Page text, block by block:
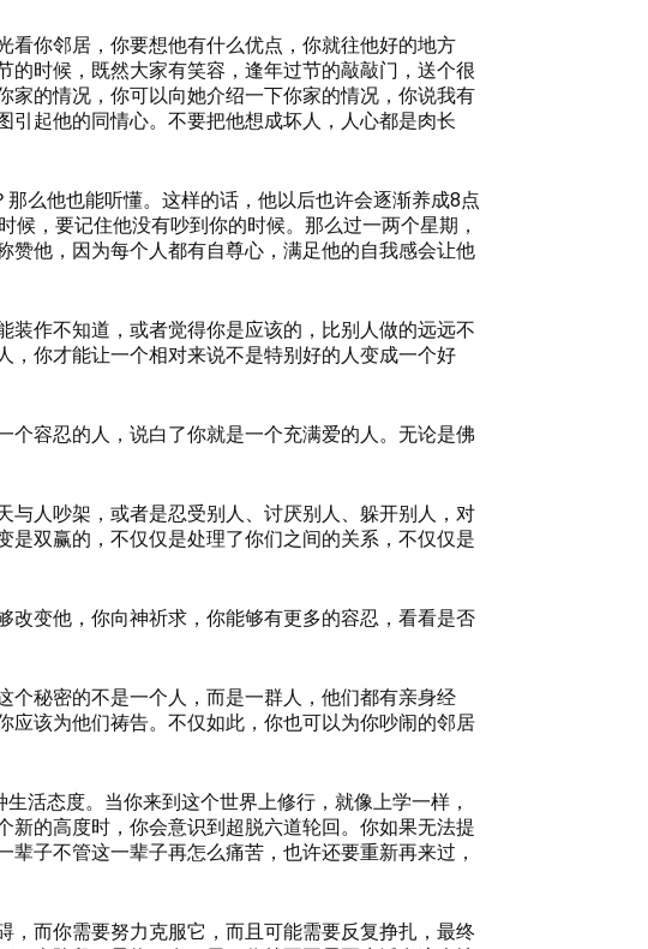
看你邻居，你要想他有什么优点，你就往他好的地方
时候，既然大家有笑容，逢年过节的敲敲门，送个很
的情况，你可以向她介绍一下你家的情况，你说我有
起他的同情心。不要把他想成坏人，人心都是肉长
么他也能听懂。这样的话，他以后也许会逐渐养成8点
，要记住他没有吵到你的时候。那么过一两个星期，
他，因为每个人都有自尊心，满足他的自我感会让他
作不知道，或者觉得你是应该的，比别人做的远远不
，你才能让一个相对来说不是特别好的人变成一个好
容忍的人，说白了你就是一个充满爱的人。 无论是佛
人吵架，或者是忍受别人、讨厌别人、躲开别人，对
是双赢的，不仅仅是处理了你们之间的关系，不仅仅是
变他，你向神祈求，你能够有更多的容忍，看看是否
个秘密的不是一个人，而是一群人，他们都有亲身经
该为他们祷告。不仅如此，你也可以为你吵闹的邻居
生活态度。当你来到这个世界上修行，就像上学一样，
的高度时，你会意识到超脱六道轮回。你如果无法提
子不管这一辈子再怎么痛苦，也许还要重新再来过，
而你需要努力克服它，而且可能需要反复挣扎，最终